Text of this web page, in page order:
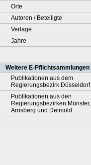
Orte
Autoren / Beteiligte
Verlage
Jahre
Weitere E-Pflichtsammlungen
Publikationen aus dem
Regierungsbezirk Düsseldorf
Publikationen aus den
Regierungsbezirken Münster,
Arnsberg und Detmold